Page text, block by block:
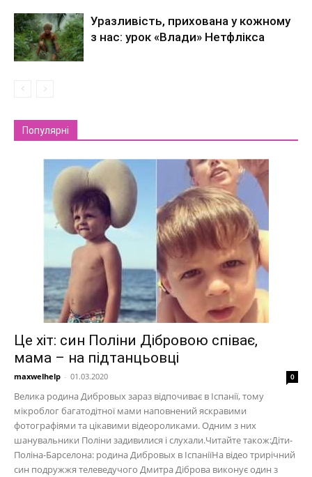
Уразливість, прихована у кожному
з нас: урок «Влади» Нетфлікса
Популярні
Це хіт: син Поліни Дібровою співає,
мама – на підтанцьовці
maxwelhelp - 01.03.2020 0
Велика родина Дибровых зараз відпочиває в Іспанії, тому
мікроблог багатодітної мами наповнений яскравими
фотографіями та цікавими відеороликами. Одним з них
шанувальники Поліни задивилися і слухали.Читайте також:Діти-
Поліна-Барселона: родина Дибровых в ІспаніїНа відео трирічний
син подружжя телеведучого Дмитра Діброва виконує один з